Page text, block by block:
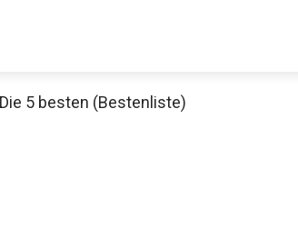
5 besten (Bestenliste)
dir jetzt die meistverkauften Produkte im